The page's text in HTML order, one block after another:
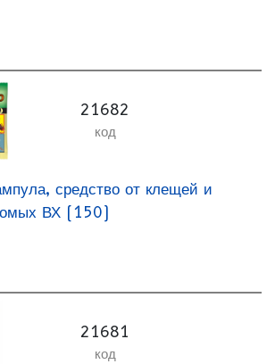
21682
код
средство от клещей и
ВХ (150)
21681
код